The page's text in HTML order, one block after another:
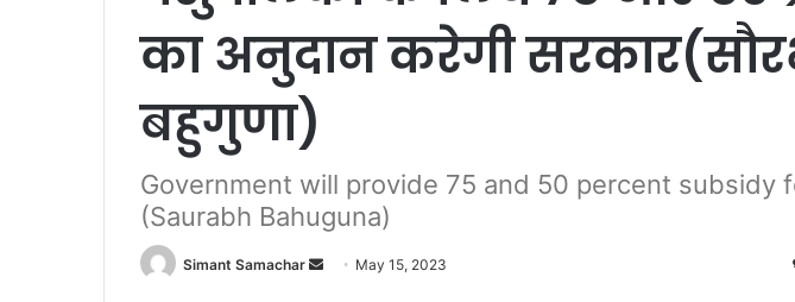
का अनुदान करेगी
बहुगुणा)
Government will provide 75 and 50 percent subsidy
(Saurabh Bahuguna)
Simant Samachar May 15, 2023